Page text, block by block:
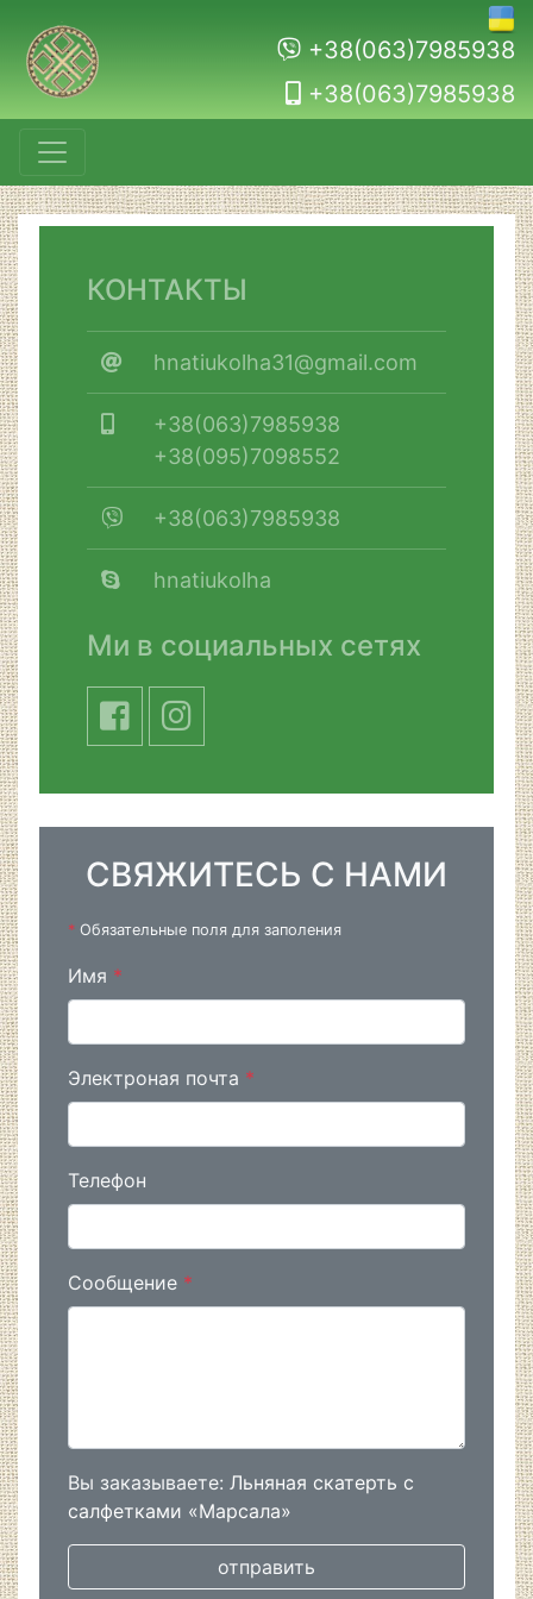
+38(063)7985938
+38(063)7985938
КОНТАКТЫ
hnatiukolha31@gmail.com
+38(063)7985938
+38(095)7098552
+38(063)7985938
hnatiukolha
Ми в социальных сетях
СВЯЖИТЕСЬ С НАМИ
* Обязательные поля для заполения
Имя *
Электроная почта *
Телефон
Сообщение *
Вы заказываете: Льняная скатерть с
салфетками «Марсала»
отправить